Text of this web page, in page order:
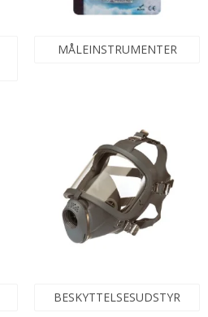
MÅLEINSTRUMENTER
BESKYTTELSESUDSTYR